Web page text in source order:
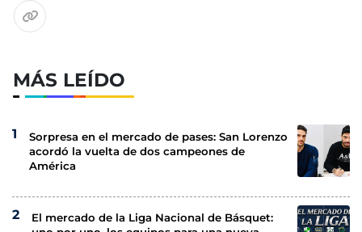
MÁS LEÍDO
Sorpresa en el mercado de pases: San Lorenzo
acordó la vuelta de dos campeones de
América
El mercado de la Liga Nacional de Básquet: